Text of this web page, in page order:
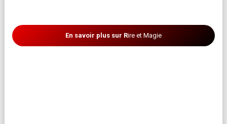
En savoir plus sur Rire et Magie